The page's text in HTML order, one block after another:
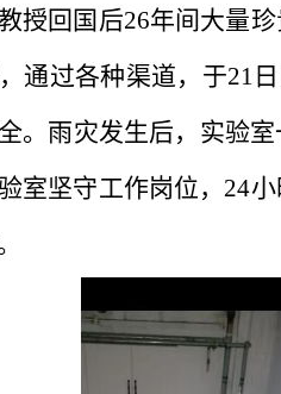
授回国后26年间大量
通过各种渠道，于21
。雨灾发生后，实验
室坚守工作岗位，24